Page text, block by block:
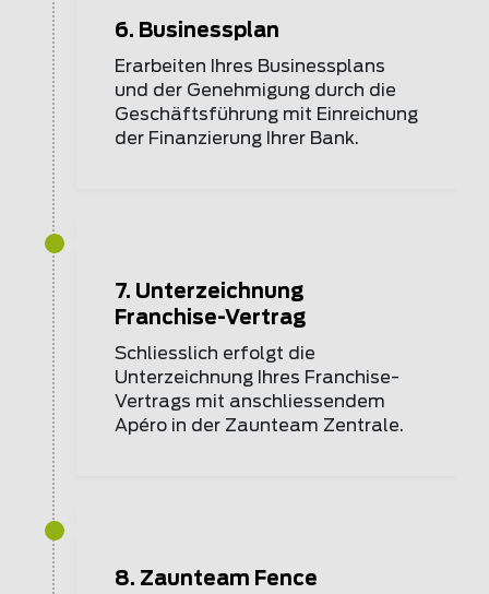
6. Businessplan
Erarbeiten Ihres Businessplans
und der Genehmigung durch die
Geschäftsführung mit Einreichung
der Finanzierung Ihrer Bank.
7. Unterzeichnung
Franchise-Vertrag
Schliesslich erfolgt die
Unterzeichnung Ihres Franchise-
Vertrags mit anschliessendem
Apéro in der Zaunteam Zentrale.
8. Zaunteam Fence